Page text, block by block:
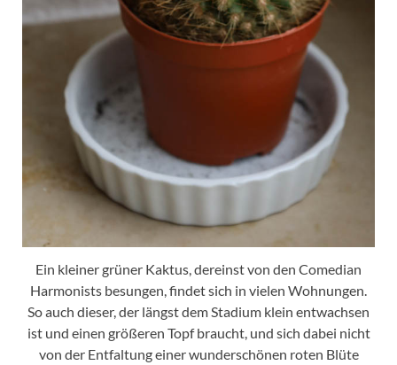
Ein kleiner grüner Kaktus, dereinst von den Comedian
Harmonists besungen, findet sich in vielen Wohnungen.
So auch dieser, der längst dem Stadium klein entwachsen
ist und einen größeren Topf braucht, und sich dabei nicht
von der Entfaltung einer wunderschönen roten Blüte